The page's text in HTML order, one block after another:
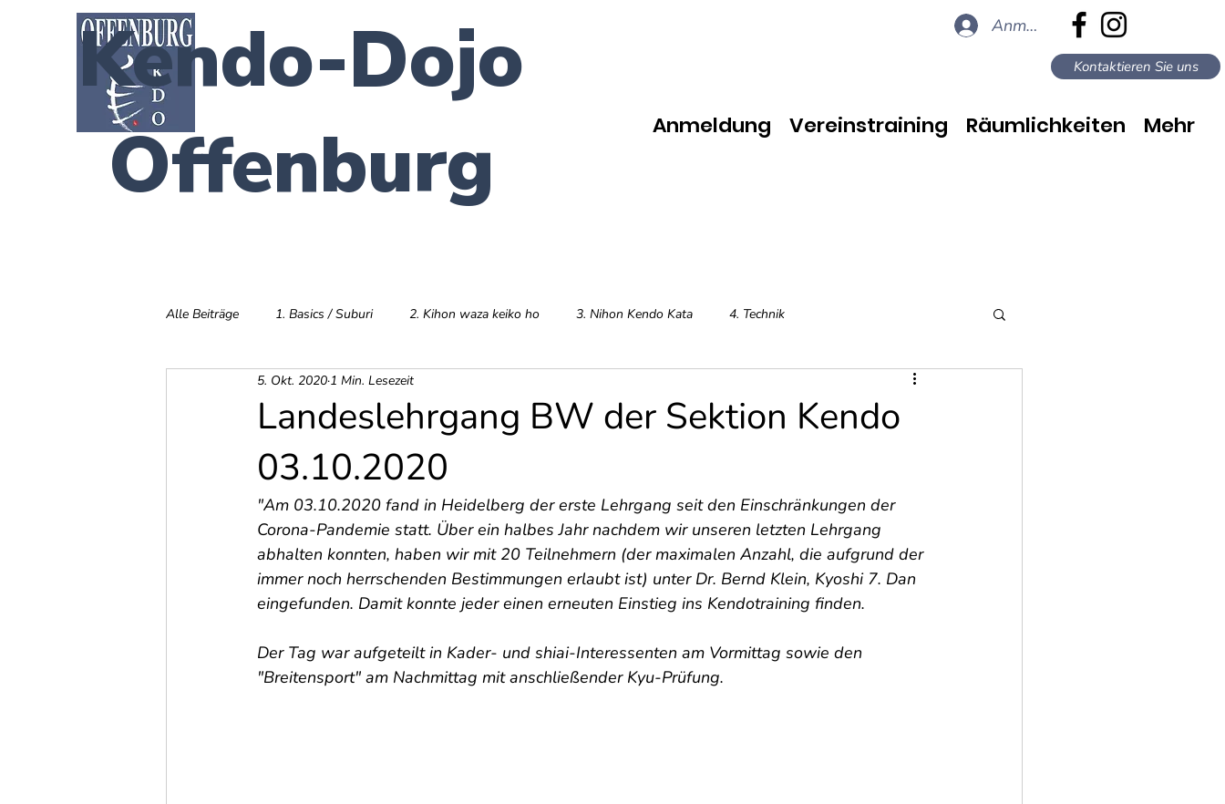
Kendo-Dojo
Offenburg
Anmelden
Kontaktieren Sie uns
Anmeldung Vereinstraining Räumlichkeiten Mehr
Alle Beiträge 1. Basics / Suburi 2. Kihon waza keiko ho 3. Nihon Kendo Kata 4. Technik
Landeslehrgang BW der Sektion Kendo
03.10.2020
5. Okt. 2020 1 Min. Lesezeit
"Am 03.10.2020 fand in Heidelberg der erste Lehrgang seit den Einschränkungen der
Corona-Pandemie statt. Über ein halbes Jahr nachdem wir unseren letzten Lehrgang
abhalten konnten, haben wir mit 20 Teilnehmern (der maximalen Anzahl, die aufgrund der
immer noch herrschenden Bestimmungen erlaubt ist) unter Dr. Bernd Klein, Kyoshi 7. Dan
eingefunden. Damit konnte jeder einen erneuten Einstieg ins Kendotraining finden.
Der Tag war aufgeteilt in Kader- und shiai-Interessenten am Vormittag sowie den
"Breitensport" am Nachmittag mit anschließender Kyu-Prüfung.